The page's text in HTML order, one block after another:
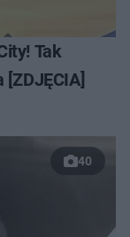
Tak
40